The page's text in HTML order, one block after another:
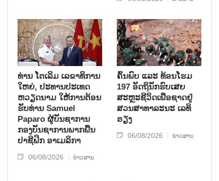
ທ່ານ ໂຕ​ເລິມ ເລ​ຂາ​ທິ​ການ​
ໃຫຍ່, ປະ​ທານ​ປະ​ເທດ ​
ຫວຽດ​ນາມ ໃຫ້​ການ​ຕ້ອນ​
ຮັບ​ທ່ານ Samuel
Paparo ຜູ້​ບັນ​ຊາ​ການ
ກອງ​ບັນ​ຊາ​ການພາກ​ພື້ນ​
ປາ​ຊີ​ຟິກ ອາ​ເມ​ລິ​ກາ
06/08/2026 ຂ່າວສານ
ຄົ້ນ​ພົບ ແລະ ທ້ອນ​ໂຮມ
197 ອັດ​ຖິ​ນັກ​ຮົບ​ເສຍ​
ສະຫຼະ​ຊີ​ວິດ​ເພື່ອ​ຊາດ​ຢູ່​
ສວນ​ສາ​ທາ​ລະ​ນະ ເລ​ທິ​
ຣຽງ
06/08/2026 ຂ່າວສານ